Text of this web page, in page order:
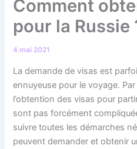
Comment
pour la Russie
4 mai 2021
La demande de visas est
ennuyeuse pour le voyage.
l’obtention des visas pour
sont pas forcément
suivre toutes les démarches
peuvent demander et obtenir